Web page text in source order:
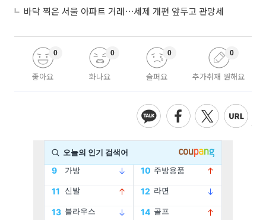
바닥 찍은 서울 아파트 거래⋯세제 개편 앞두고 관망세
좋아요
0
화나요
0
슬퍼요
0
추가취재 원해요
0